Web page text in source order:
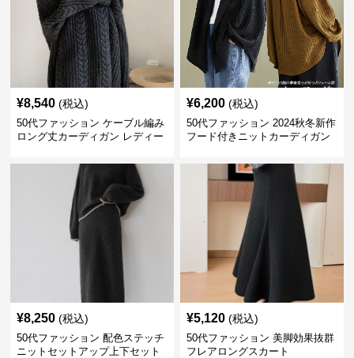
¥8,540 (税込)
50代ファッション ケーブル編み
ロング丈カーディガン レディー
¥6,200 (税込)
50代ファッション 2024秋冬新作
フード付きニットカーディガン
¥8,250 (税込)
50代ファッション 配色ステッチ
ニットセットアップ上下セット
¥5,120 (税込)
50代ファッション 美脚効果抜群
フレアロングスカート